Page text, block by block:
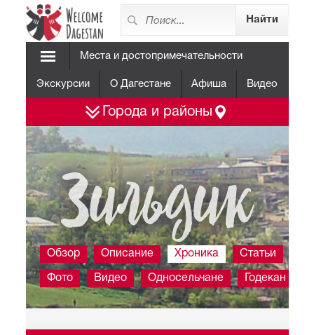
Места и достопримечательности
Экскурсии О Дагестане Афиша Видео
Города и районы
Зильдик
Обзор Описание Хроника Статьи
Фото Видео Односельчане Годекан